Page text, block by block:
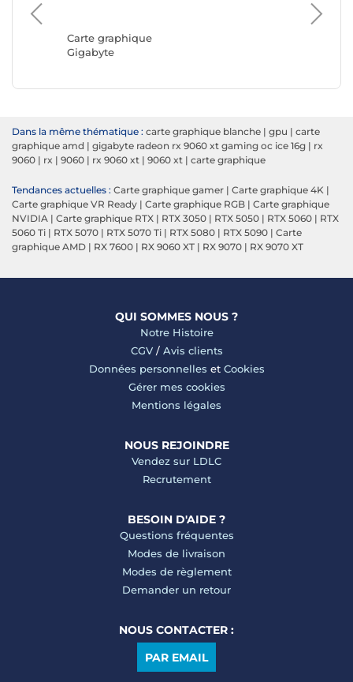
Carte graphique
Gigabyte
Carte
ASUS
Dans la même thématique : carte graphique blanche | gpu | carte
graphique amd | gigabyte radeon rx 9060 xt gaming oc ice 16g | rx
9060 | rx | 9060 | rx 9060 xt | 9060 xt | carte graphique
Tendances actuelles : Carte graphique gamer | Carte graphique 4K |
Carte graphique VR Ready | Carte graphique RGB | Carte graphique
NVIDIA | Carte graphique RTX | RTX 3050 | RTX 5050 | RTX 5060 | RTX
5060 Ti | RTX 5070 | RTX 5070 Ti | RTX 5080 | RTX 5090 | Carte
graphique AMD | RX 7600 | RX 9060 XT | RX 9070 | RX 9070 XT
QUI SOMMES NOUS ?
Notre Histoire
CGV/ Avis clients
Données personnelles et Cookies
Gérer mes cookies
Mentions légales
NOUS REJOINDRE
Vendez sur LDLC
Recrutement
BESOIN D'AIDE ?
Questions fréquentes
Modes de livraison
Modes de règlement
Demander un retour
NOUS CONTACTER :
PAR EMAIL